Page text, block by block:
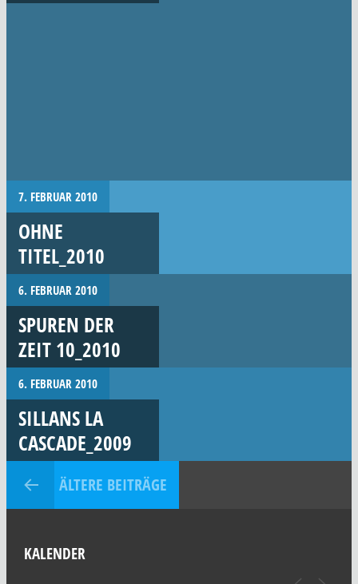
7. FEBRUAR 2010
OHNE
TITEL_2010
6. FEBRUAR 2010
SPUREN DER
ZEIT 10_2010
6. FEBRUAR 2010
SILLANS LA
CASCADE_2009
ÄLTERE BEITRÄGE
KALENDER